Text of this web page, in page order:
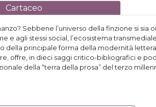
Cartaceo
Sebbene l’universo della finzione si
e agli stessi social, l’ecosistema
della principale forma della modernità
offre, in dieci saggi critico-bibliografici e
della “terra della prosa” del terzo